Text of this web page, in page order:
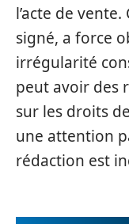
l’acte de
signé, a force
irrégularité
peut avoir des
sur les droits
une attention
rédaction est